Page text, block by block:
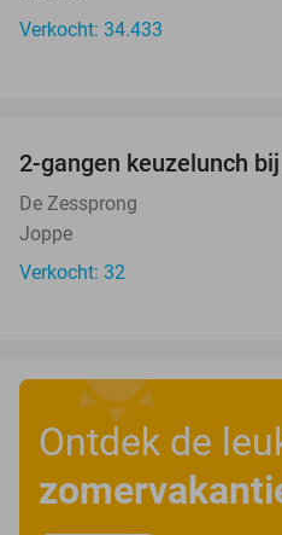
Verkocht: 34.433
2-gangen keuzelunch
De Zessprong
Joppe
Verkocht: 32
Ontdek de